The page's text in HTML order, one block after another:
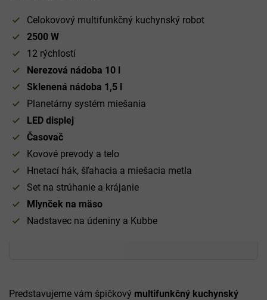
Celokovový multifunkčný kuchynský robot
2500 W
12 rýchlostí
Nerezová nádoba 10 l
Sklenená nádoba 1,5 l
Planetárny systém miešania
LED displej
Časovač
Kovové prevody a telo
Hnetací hák, šľahacia a miešacia metla
Set na strúhanie a krájanie
Mlynček na mäso
Nadstavec na údeniny a Kubbe
Predstavujeme vám špičkový multifunkčný kuchynský